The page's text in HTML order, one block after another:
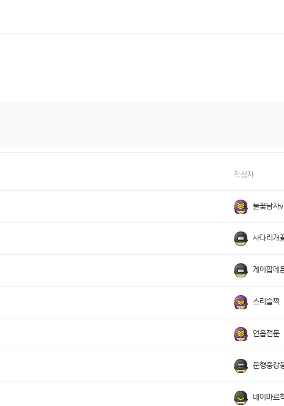
작성자
불꽃남자v
사다리개
게이팝데
스리슬쩍
언옵전문
문형중강
네이마르